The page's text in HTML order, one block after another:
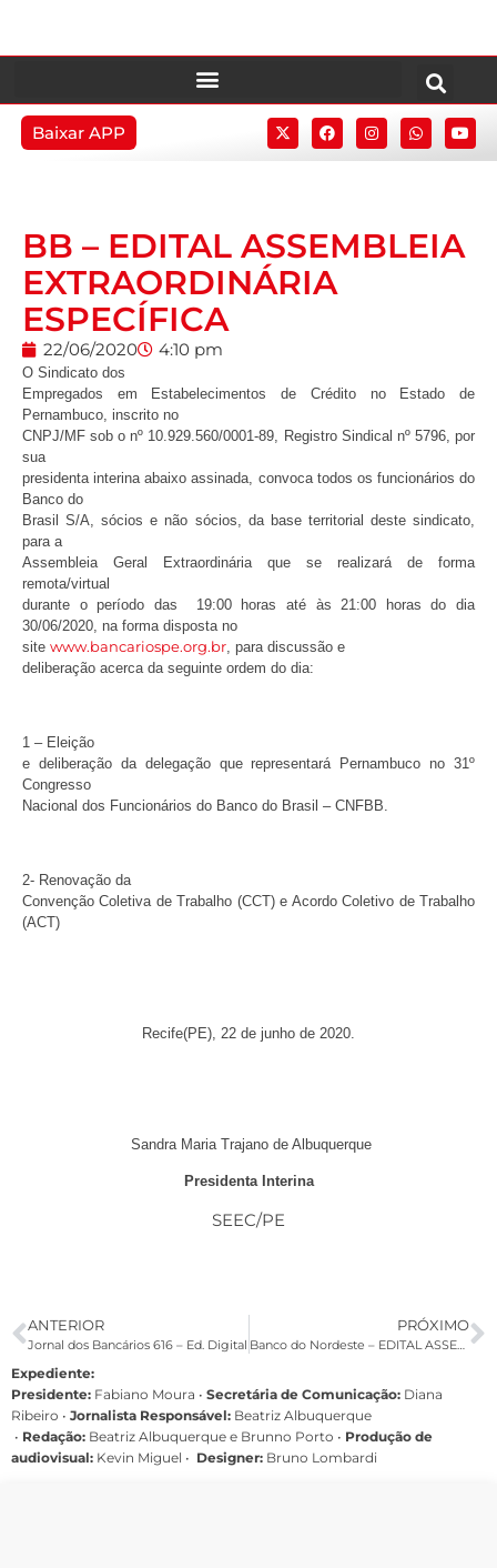
Baixar APP
BB – EDITAL ASSEMBLEIA
EXTRAORDINÁRIA
ESPECÍFICA
22/06/2020 4:10 pm
O Sindicato dos
Empregados em Estabelecimentos de Crédito no Estado de
Pernambuco, inscrito no
CNPJ/MF sob o nº 10.929.560/0001-89, Registro Sindical nº 5796, por
sua
presidenta interina abaixo assinada, convoca todos os funcionários do
Banco do
Brasil S/A, sócios e não sócios, da base territorial deste sindicato,
para a
Assembleia Geral Extraordinária que se realizará de forma
remota/virtual
durante o período das 19:00 horas até às 21:00 horas do dia
30/06/2020, na forma disposta no
site www.bancariospe.org.br, para discussão e
deliberação acerca da seguinte ordem do dia:
1 – Eleição
e deliberação da delegação que representará Pernambuco no 31º
Congresso
Nacional dos Funcionários do Banco do Brasil – CNFBB.
2- Renovação da
Convenção Coletiva de Trabalho (CCT) e Acordo Coletivo de Trabalho
(ACT)
Recife(PE), 22 de junho de 2020.
Sandra Maria Trajano de Albuquerque
Presidenta Interina
SEEC/PE
ANTERIOR
Jornal dos Bancários 616 – Ed. Digital
PRÓXIMO
Banco do Nordeste – EDITAL ASSEMBLEIA EXTRAORDINÁRIA ESPECÍFICA
Expediente:
Presidente: Fabiano Moura • Secretária de Comunicação: Diana
Ribeiro • Jornalista Responsável: Beatriz Albuquerque
• Redação: Beatriz Albuquerque e Brunno Porto • Produção de
audiovisual: Kevin Miguel • Designer: Bruno Lombardi